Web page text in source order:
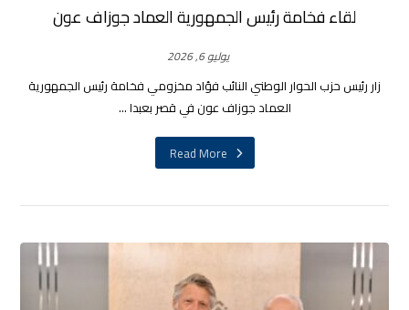
لقاء فخامة رئيس الجمهورية العماد جوزاف عون
يوليو 6, 2026
زار رئيس حزب الحوار الوطني النائب فؤاد مخزومي فخامة رئيس الجمهورية
العماد جوزاف عون في قصر بعبدا ...
Read More